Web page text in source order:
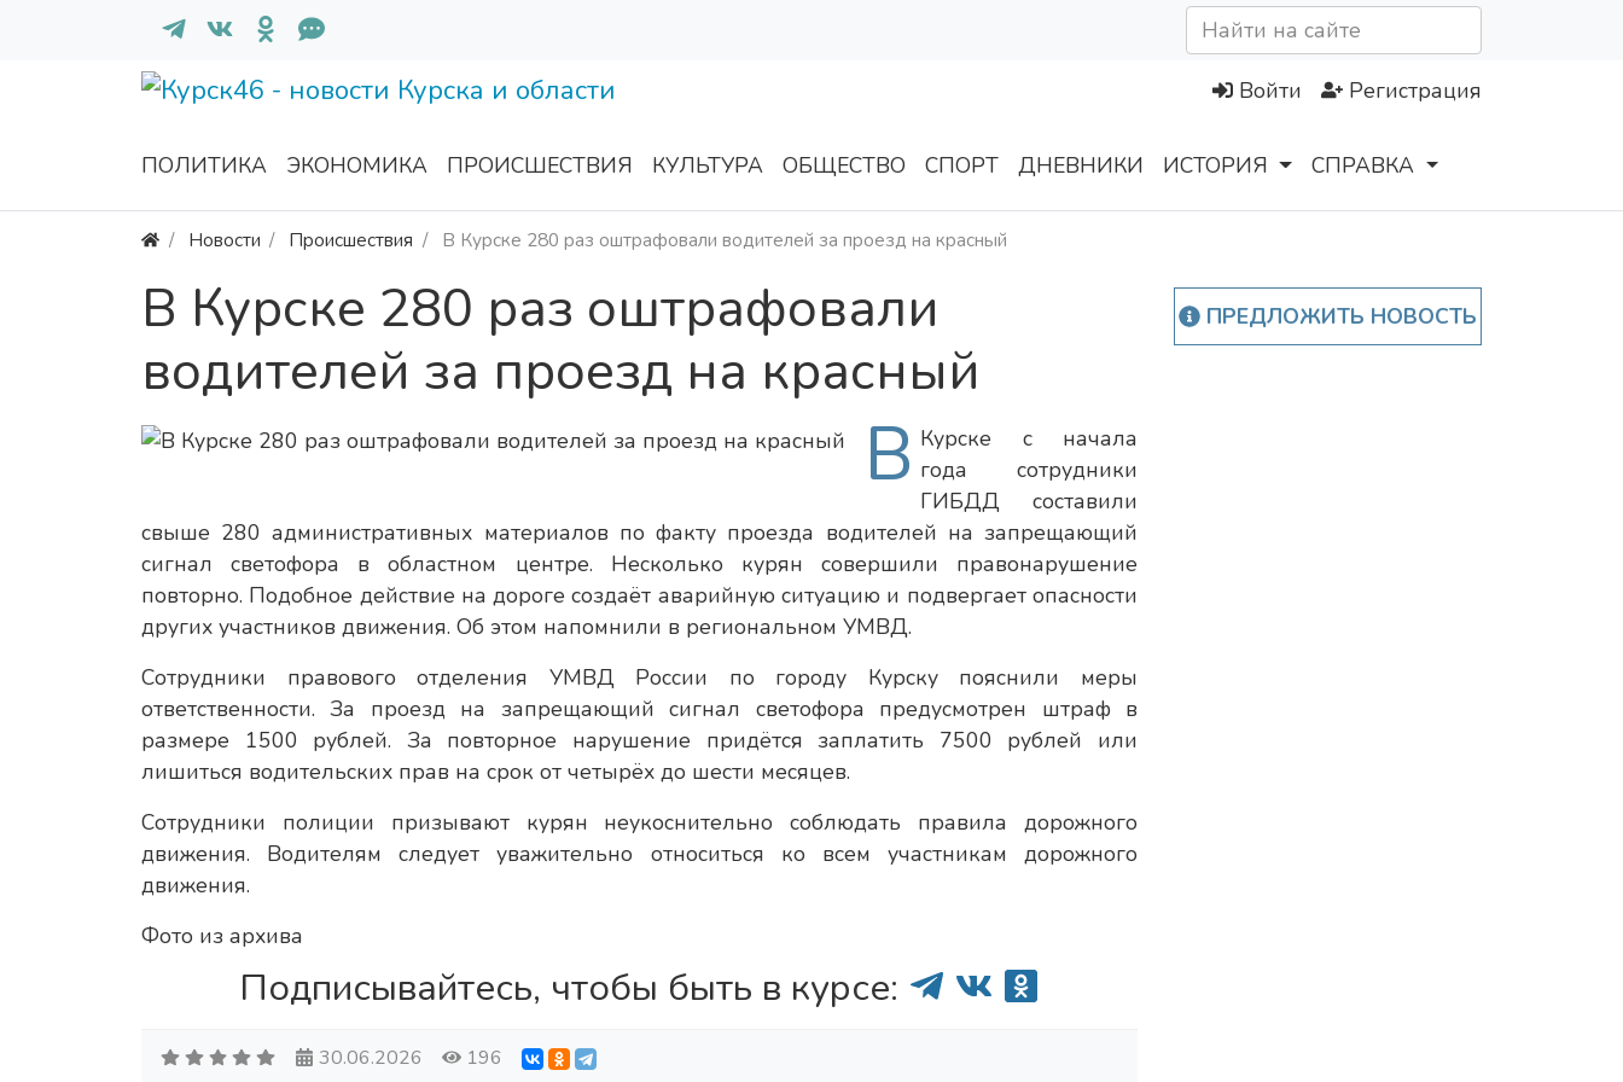
Войти Регистрация
ПОЛИТИКА ЭКОНОМИКА ПРОИСШЕСТВИЯ КУЛЬТУРА ОБЩЕСТВО СПОРТ ДНЕВНИКИ ИСТОРИЯ СПРАВКА
Новости Происшествия В Курске 280 раз оштрафовали водителей за проезд на красный
В Курске 280 раз оштрафовали
водителей за проезд на красный
В Курске с начала
года сотрудники
ГИБДД составили
свыше 280 административных материалов по факту проезда водителей на запрещающий
сигнал светофора в областном центре. Несколько курян совершили правонарушение
повторно. Подобное действие на дороге создаёт аварийную ситуацию и подвергает опасности
других участников движения. Об этом напомнили в региональном УМВД.
Сотрудники правового отделения УМВД России по городу Курску пояснили меры
ответственности. За проезд на запрещающий сигнал светофора предусмотрен штраф в
размере 1500 рублей. За повторное нарушение придётся заплатить 7500 рублей или
лишиться водительских прав на срок от четырёх до шести месяцев.
Сотрудники полиции призывают курян неукоснительно соблюдать правила дорожного
движения. Водителям следует уважительно относиться ко всем участникам дорожного
движения.
Фото из архива
Подписывайтесь, чтобы быть в курсе:
30.06.2026 196
ПРЕДЛОЖИТЬ НОВОСТЬ